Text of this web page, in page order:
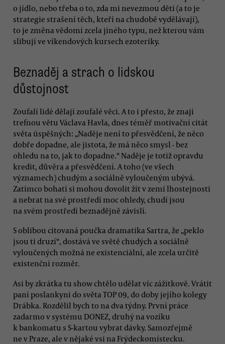
o jídlo, nebo třeba o to, zda mi nevezmou děti (a to je
strategie strašení těch, kteří na chudobě vydělávají),
to je změna vědomí zcela jiného typu, než kterou vám
slibují ve víkendových kursech ezoteriky.
Beznaděj a strach o lidskou
důstojnost
Zoufalí lidé dělají zoufalé věci. A to i přesto, že znají
trefnou větu Václava Havla, dnes téměř motivační citát
světa úspěšných: „Naděje není to přesvědčení, že něco
dobře dopadne, ale jistota, že má něco smysl - bez
ohledu na to, jak to dopadne.“ Naděje je totiž opravdu
kredit, důvěra a přesvědčení. A toho (ve všech
významech) chudým a sociálně vyloučeným ubývá.
Zatímco bohatí si mohou dovolit žít v zemi lhostejnosti
a nebrat na své prostředí moc ohledy, chudí jsou
na svém prostředí beznadějně závislí.
S oblibou citovaná poučka dramatika Sartra, že „peklo
jsou ti druzí“, dostává ve světě chudých a sociálně
vyloučených možná ne existenciální, ale zcela určitě
existenční rozměr.
Asi by zkrátka tu show chtělo udělat víc zážitkově. Vrátit
paní poslankyni do světa TOP 09, do doby jejího kolegy
Drábka. Rozdělil bych to na dva týdny. První práce
zadarmo v systému DONEZ, druhý na vozíku
k bankomatu s S-kartou vybrat dávky. Samozřejmě
ne v Praze, ale v nějaké vsi na Frýdeckomístecku.